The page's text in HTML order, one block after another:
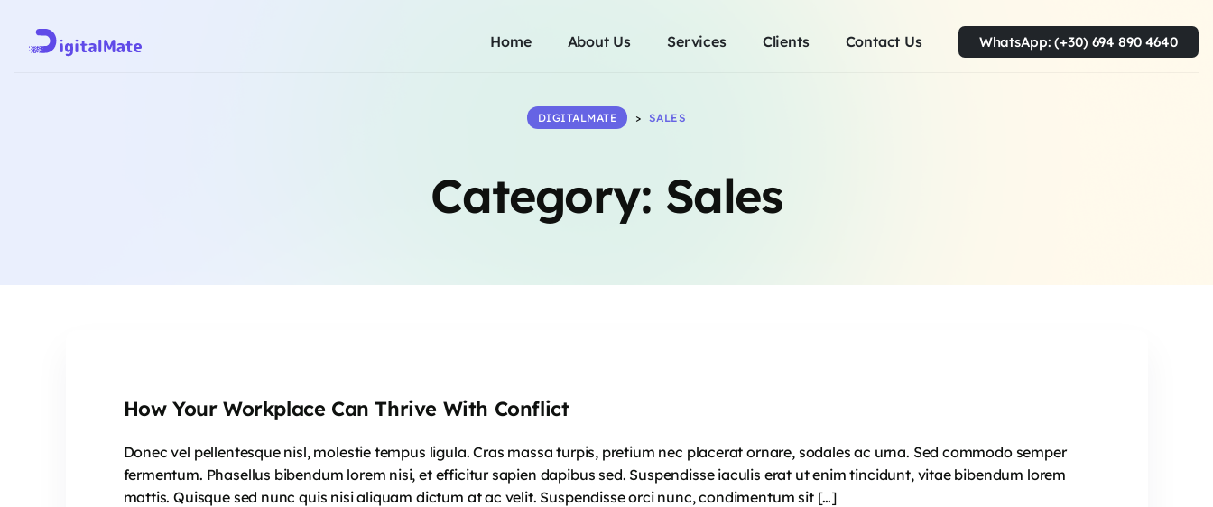
Home About Us Services Clients Contact Us WhatsApp: (+30) 694 890 4640
Category: Sales
DIGITALMATE > SALES
How Your Workplace Can Thrive With Conflict
Donec vel pellentesque nisl, molestie tempus ligula. Cras massa turpis, pretium nec placerat ornare, sodales ac urna. Sed commodo semper
fermentum. Phasellus bibendum lorem nisi, et efficitur sapien dapibus sed. Suspendisse iaculis erat ut enim tincidunt, vitae bibendum lorem
mattis. Quisque sed nunc quis nisi aliquam dictum at ac velit. Suspendisse orci nunc, condimentum sit […]